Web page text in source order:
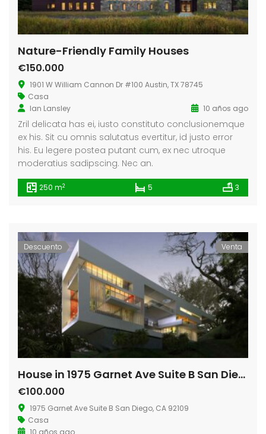
Nature-Friendly Family Houses
€150.000
1901 W William Cannon Dr #100 Austin, TX 78745
Casa
Ian Lansley
10 años ago
Zril delicata has ei, iusto constituto conclusionemque
ex his. Sit cu omnis salutatus evertitur, id justo error
his. Eu legere postea putant cum, ex nec utroque
moderatius sadipscing. Nec an.
250 m2 5 3
Descuento Venta
House in 1975 Garnet Ave Suite B San Diego
€100.000
1975 Garnet Ave Suite B San Diego, CA 92109
Casa
10 años ago